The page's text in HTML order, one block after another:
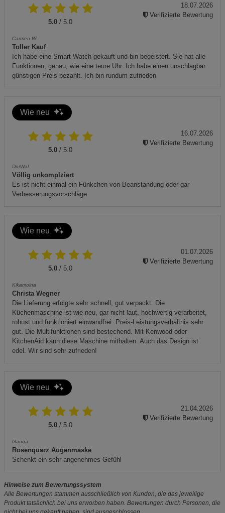
Zusätzliche Hinweise:
Dieses Produkt erfüllt die Anforderungen der relevanten
EU-Richtlinien und trägt das CE-Kennzeichen.
Elektrische und elektronische Altgeräte dürfen nicht im
kommunalen Sammelstelle zu.
5.0 / 5.0
Carmen W.
Toller Kauf
Ich habe eine Smart Watch gekauft und bin begeistert. Sie hat alle
Funktionen, genau, wie eine teure Uhr. Ich habe einen unschlagbar
günstigen Preis bezahlt. Ich bin rundum zufrieden
18.07.2026
Verifizierte Bewertung
Wie neu
5.0 / 5.0
DorWal
Völlig unkomplziert
Es ist nicht einmal ein Fünkchen von Beanstandung oder gar
Verbesserungsvorschläge.
16.07.2026
Verifizierte Bewertung
Wie neu
5.0 / 5.0
Kikamoina
Christa Wegner
Die Lieferung erfolgte sehr schnell, gut verpackt. Die
Küchenmaschine ist wie neu, gar nicht laut, hochwertig verarbeitet,
robust und funktioniert einwandfrei. Preis-Leistungsverhältnis sehr
gut. Die Multifunktionen sind bestechend. Mit Kenwood oder
KitchenAid kann diese Maschine mithalten. Auch das Design ist
edel. Wir sind sehr zufrieden!
01.07.2026
Verifizierte Bewertung
Wie neu
5.0 / 5.0
Ganga
Rosenquarz Augenmaske
Schenkt ein sehr angenehmes Gefühl
21.04.2026
Verifizierte Bewertung
Hinweise zum Bewertungssystem
Alle Bewertungen stammen ausschließlich von Kunden, die das jeweilige
Produkt tatsächlich bei uns erworben haben. Bewertungen durch Personen, die